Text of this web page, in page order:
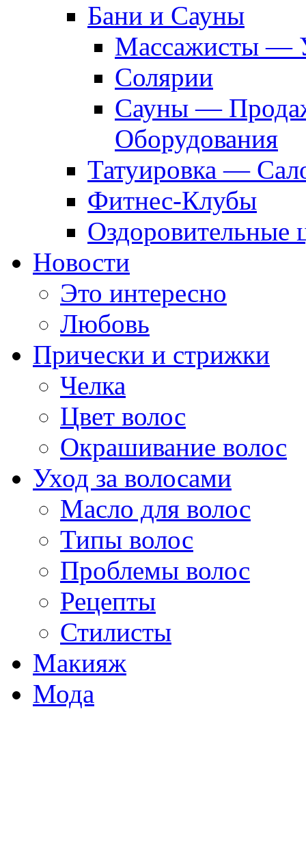
Бани и Сауны
Массажисты —
Солярии
Сауны —
Оборудования
Татуировка —
Фитнес-Клубы
Оздоровительные
Новости
Это интересно
Любовь
Прически и стрижки
Челка
Цвет волос
Окрашивание волос
Уход за волосами
Масло для волос
Типы волос
Проблемы волос
Рецепты
Стилисты
Макияж
Мода